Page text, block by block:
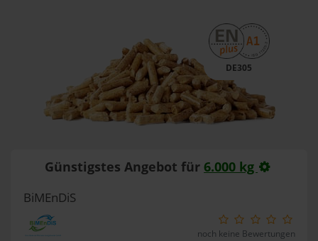
DE305
Günstigstes Angebot für 6.000 kg
BiMEnDiS
noch keine Bewertungen